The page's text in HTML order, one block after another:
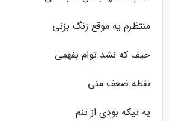
منتظرم یه موقع زنگ بزنی
حیف که نشد توام بفهمی
نقطه ضعف منی
یه تیکه بودی از تنم